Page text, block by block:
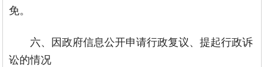
免。
六、因政府信息公开申请行政复议、提起行政诉
讼的情况